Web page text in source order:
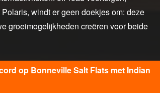
windt er geen doekjes om: deze
groeimogelijkheden creëren voor beide
op Bonneville Salt Flats met Indian